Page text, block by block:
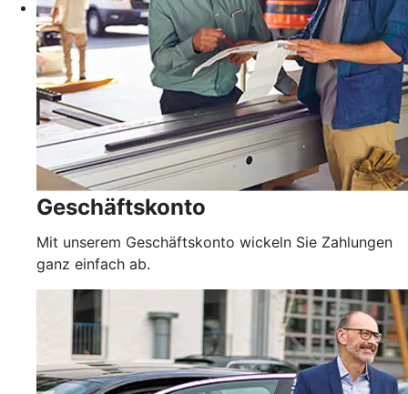
Geschäftskonto
Mit unserem Geschäftskonto wickeln Sie Zahlungen
ganz einfach ab.